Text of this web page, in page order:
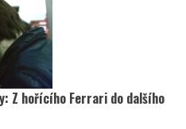
Z hořícího Ferrari do dalšího